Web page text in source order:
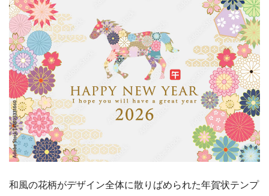
和風の花柄がデザイン全体に散りばめられた年賀状テンプ